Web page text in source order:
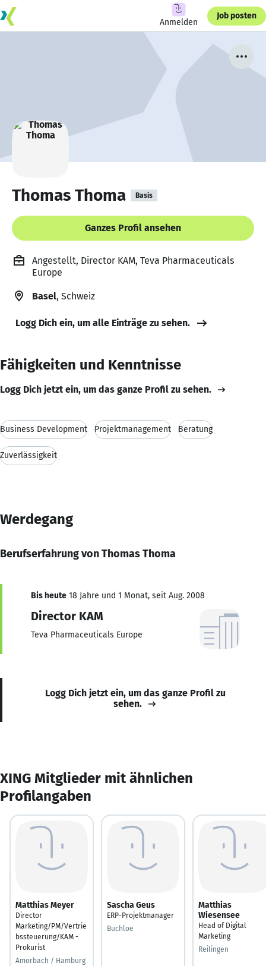
Anmelden
Job posten
Thomas Thoma Basis
Ganzes Profil ansehen
Angestellt, Director KAM, Teva Pharmaceuticals
Europe
Basel, Schweiz
Logg Dich ein, um alle Einträge zu sehen.
Fähigkeiten und Kenntnisse
Logg Dich jetzt ein, um das ganze Profil zu sehen.
Business Development Projektmanagement Beratung
Zuverlässigkeit
Werdegang
Berufserfahrung von Thomas Thoma
Bis heute 18 Jahre und 1 Monat, seit Aug. 2008
Director KAM
Teva Pharmaceuticals Europe
Logg Dich jetzt ein, um das ganze Profil zu
sehen.
XING Mitglieder mit ähnlichen
Profilangaben
Matthias Meyer
Director
Marketing/PM/Vertrie
bssteuerung/KAM -
Prokurist
Amorbach / Hamburg
Sascha Geus
ERP-Projektmanager
Buchloe
Matthias
Wiesensee
Head of Digital
Marketing
Reilingen